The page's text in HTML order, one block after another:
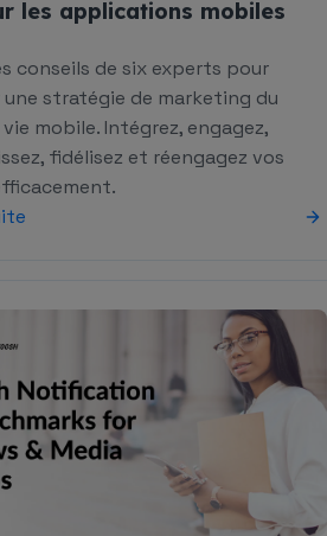
les applications mobiles
conseils de six experts pour
une stratégie de marketing du
mobile. Intégrez, engagez,
fidélisez et réengagez vos